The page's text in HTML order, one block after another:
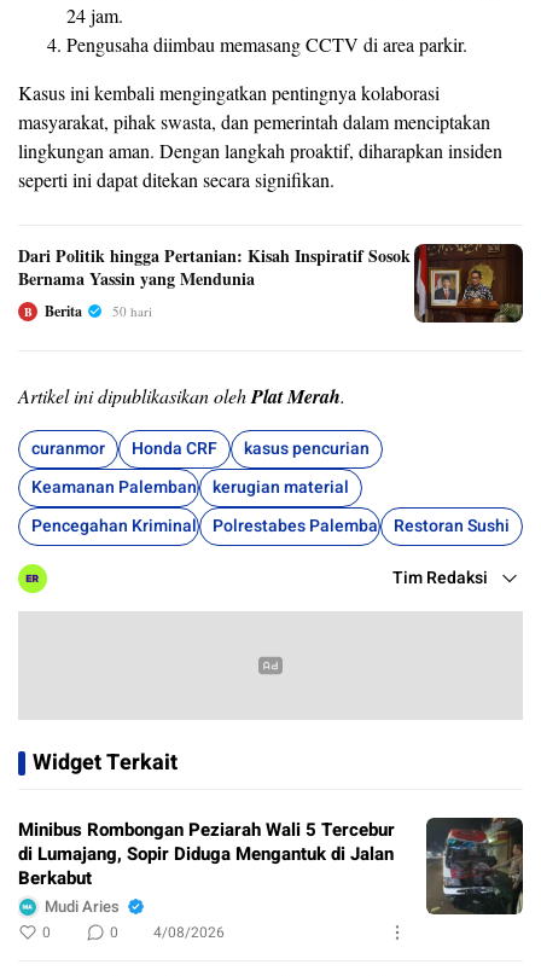
24 jam.
Pengusaha diimbau memasang CCTV di area parkir.
Kasus ini kembali mengingatkan pentingnya kolaborasi
masyarakat, pihak swasta, dan pemerintah dalam menciptakan
lingkungan aman. Dengan langkah proaktif, diharapkan insiden
seperti ini dapat ditekan secara signifikan.
Dari Politik hingga Pertanian: Kisah Inspiratif Sosok
Bernama Yassin yang Mendunia
B Berita 50 hari
Artikel ini dipublikasikan olehPlat Merah.
curanmor Honda CRF
kasus pencurian
Keamanan Palembang kerugian material
Pencegahan Kriminal
Polrestabes PalembangRestoran Sushi
Tim Redaksi
Widget Terkait
Minibus Rombongan Peziarah Wali 5 Tercebur
di Lumajang, Sopir Diduga Mengantuk di Jalan
Berkabut
Mudi Aries
0 0 4/08/2026